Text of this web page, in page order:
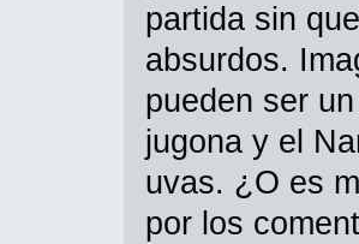
partida sin
absurdos.
pueden ser
jugona y el
uvas. ¿O es
por los